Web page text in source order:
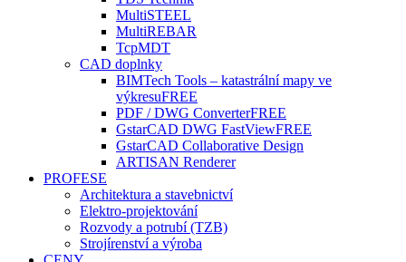
MultiSTEEL
MultiREBAR
TcpMDT
CAD doplnky
BIMTech Tools – katastrální mapy ve
výkresuFREE
PDF / DWG ConverterFREE
GstarCAD DWG FastViewFREE
GstarCAD Collaborative Design
ARTISAN Renderer
PROFESE
Architektura a stavebnictví
Elektro-projektování
Rozvody a potrubí (TZB)
Strojírenství a výroba